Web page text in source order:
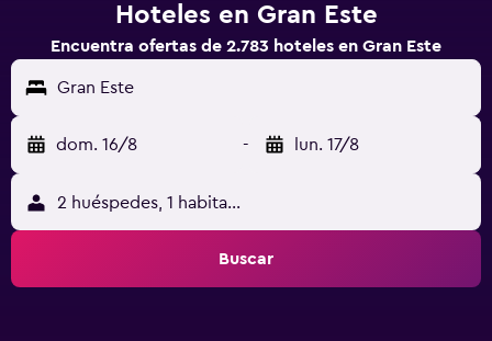
Hoteles en Gran Este
Encuentra ofertas de 2.783 hoteles en Gran Este
Gran Este
dom. 16/8 - lun. 17/8
2 huéspedes, 1 habitación
Buscar